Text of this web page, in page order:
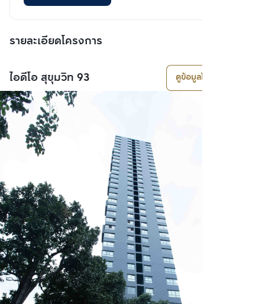
รายละเอียดโครงการ
ไอดีโอ สุขุมวิท 93 ดูข้อมูลโครงการ